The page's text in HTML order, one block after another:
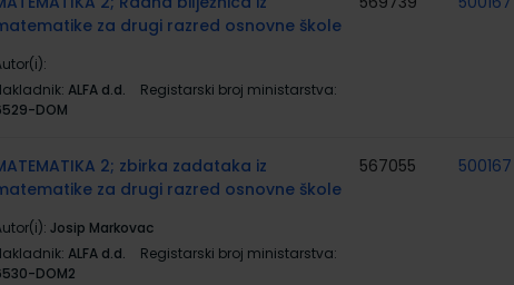
za drugi razred osnovne škole
ALFA d.d.
Registarski broj ministarstva:
DOM
2; zbirka zadataka iz
za drugi razred osnovne škole
Josip Markovac
ALFA d.d.
Registarski broj ministarstva:
DOM2
567055 500167